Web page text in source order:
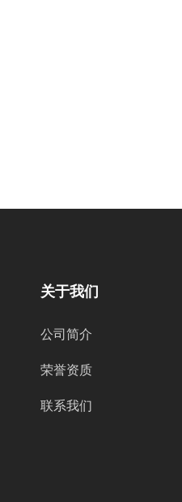
关于我们
公司简介
荣誉资质
联系我们